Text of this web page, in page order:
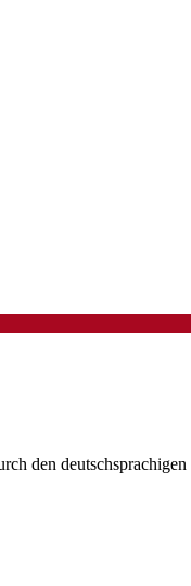
den